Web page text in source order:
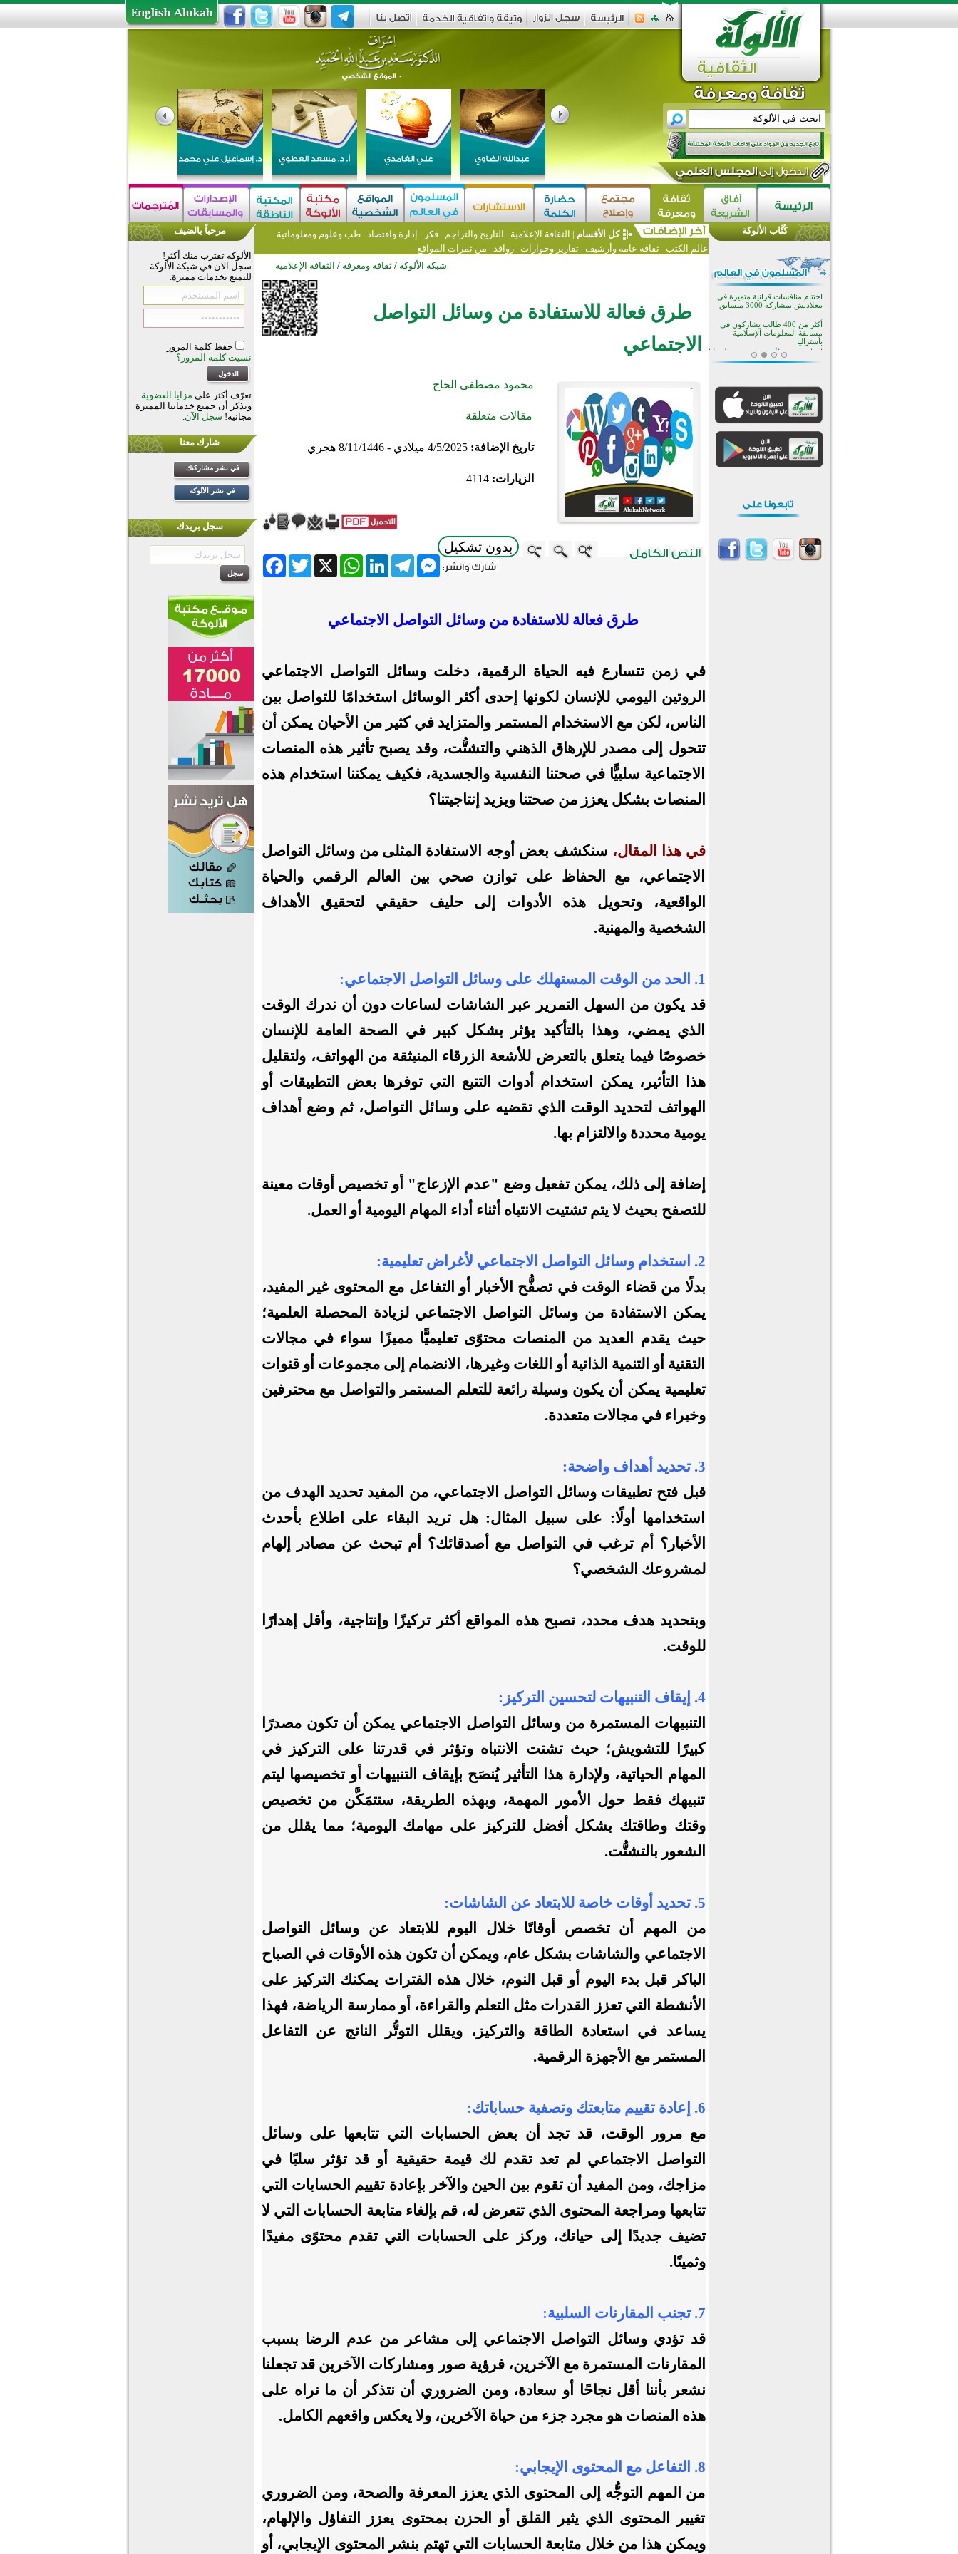
كل الأقسام | الثقافة الإعلامية التاريخ والتراجم فكر إدارة واقتصاد طب وعلوم ومعلوماتية
عالم الكتب ثقافة عامة وأرشيف تقارير وحوارات روافد
من ثمرات المواقع
شبكة الألوكة / ثقافة ومعرفة / الثقافة الإعلامية
طرق فعالة للاستفادة من وسائل التواصل
الاجتماعي
محمود مصطفى الحاج
مقالات متعلقة
تاريخ الإضافة:4/5/2025 ميلادي - 8/11/1446 هجري
الزيارات:4114
بدون تشكيل
FacebookTwitter X
WhatsAppLinkedInTelegram
Messenger
طرق فعالة للاستفادة من وسائل التواصل الاجتماعي
في زمن تتسارع فيه الحياة الرقمية، دخلت وسائل التواصل الاجتماعي
الروتين اليومي للإنسان لكونها إحدى أكثر الوسائل استخدامًا للتواصل بين
الناس، لكن مع الاستخدام المستمر والمتزايد في كثير من الأحيان يمكن أن
تتحول إلى مصدر للإرهاق الذهني والتشتُّت، وقد يصبح تأثير هذه المنصات
الاجتماعية سلبيًّا في صحتنا النفسية والجسدية، فكيف يمكننا استخدام هذه
المنصات بشكل يعزز من صحتنا ويزيد إنتاجيتنا؟
في هذا المقال، سنكشف بعض أوجه الاستفادة المثلى من وسائل التواصل
الاجتماعي، مع الحفاظ على توازن صحي بين العالم الرقمي والحياة
الواقعية، وتحويل هذه الأدوات إلى حليف حقيقي لتحقيق الأهداف
الشخصية والمهنية.
1. الحد من الوقت المستهلك على وسائل التواصل الاجتماعي:
قد يكون من السهل التمرير عبر الشاشات لساعات دون أن ندرك الوقت
الذي يمضي، وهذا بالتأكيد يؤثر بشكل كبير في الصحة العامة للإنسان
خصوصًا فيما يتعلق بالتعرض للأشعة الزرقاء المنبثقة من الهواتف، ولتقليل
هذا التأثير، يمكن استخدام أدوات التتبع التي توفرها بعض التطبيقات أو
الهواتف لتحديد الوقت الذي تقضيه على وسائل التواصل، ثم وضع أهداف
يومية محددة والالتزام بها.
إضافة إلى ذلك، يمكن تفعيل وضع "عدم الإزعاج" أو تخصيص أوقات معينة
للتصفح بحيث لا يتم تشتيت الانتباه أثناء أداء المهام اليومية أو العمل.
2. استخدام وسائل التواصل الاجتماعي لأغراض تعليمية:
بدلًا من قضاء الوقت في تصفُّح الأخبار أو التفاعل مع المحتوى غير المفيد،
يمكن الاستفادة من وسائل التواصل الاجتماعي لزيادة المحصلة العلمية؛
حيث يقدم العديد من المنصات محتوًى تعليميًّا مميزًا سواء في مجالات
التقنية أو التنمية الذاتية أو اللغات وغيرها، الانضمام إلى مجموعات أو قنوات
تعليمية يمكن أن يكون وسيلة رائعة للتعلم المستمر والتواصل مع محترفين
وخبراء في مجالات متعددة.
3. تحديد أهداف واضحة:
قبل فتح تطبيقات وسائل التواصل الاجتماعي، من المفيد تحديد الهدف من
استخدامها أولًا: على سبيل المثال: هل تريد البقاء على اطلاع بأحدث
الأخبار؟ أم ترغب في التواصل مع أصدقائك؟ أم تبحث عن مصادر إلهام
لمشروعك الشخصي؟
وبتحديد هدف محدد، تصبح هذه المواقع أكثر تركيزًا وإنتاجية، وأقل إهدارًا
للوقت.
4. إيقاف التنبيهات لتحسين التركيز:
التنبيهات المستمرة من وسائل التواصل الاجتماعي يمكن أن تكون مصدرًا
كبيرًا للتشويش؛ حيث تشتت الانتباه وتؤثر في قدرتنا على التركيز في
المهام الحياتية، ولإدارة هذا التأثير يُنصَح بإيقاف التنبيهات أو تخصيصها ليتم
تنبيهك فقط حول الأمور المهمة، وبهذه الطريقة، ستتمَكَّن من تخصيص
وقتك وطاقتك بشكل أفضل للتركيز على مهامك اليومية؛ مما يقلل من
الشعور بالتشتُّت.
5. تحديد أوقات خاصة للابتعاد عن الشاشات:
من المهم أن تخصص أوقاتًا خلال اليوم للابتعاد عن وسائل التواصل
الاجتماعي والشاشات بشكل عام، ويمكن أن تكون هذه الأوقات في الصباح
الباكر قبل بدء اليوم أو قبل النوم، خلال هذه الفترات يمكنك التركيز على
الأنشطة التي تعزز القدرات مثل التعلم والقراءة، أو ممارسة الرياضة، فهذا
يساعد في استعادة الطاقة والتركيز، ويقلل التوتُّر الناتج عن التفاعل
المستمر مع الأجهزة الرقمية.
6. إعادة تقييم متابعتك وتصفية حساباتك:
مع مرور الوقت، قد تجد أن بعض الحسابات التي تتابعها على وسائل
التواصل الاجتماعي لم تعد تقدم لك قيمة حقيقية أو قد تؤثر سلبًا في
مزاجك، ومن المفيد أن تقوم بين الحين والآخر بإعادة تقييم الحسابات التي
تتابعها ومراجعة المحتوى الذي تتعرض له، قم بإلغاء متابعة الحسابات التي لا
تضيف جديدًا إلى حياتك، وركز على الحسابات التي تقدم محتوًى مفيدًا
وثمينًا.
7. تجنب المقارنات السلبية:
قد تؤدي وسائل التواصل الاجتماعي إلى مشاعر من عدم الرضا بسبب
المقارنات المستمرة مع الآخرين، فرؤية صور ومشاركات الآخرين قد تجعلنا
نشعر بأننا أقل نجاحًا أو سعادة، ومن الضروري أن نتذكر أن ما نراه على
هذه المنصات هو مجرد جزء من حياة الآخرين، ولا يعكس واقعهم الكامل.
8. التفاعل مع المحتوى الإيجابي:
من المهم التوجُّه إلى المحتوى الذي يعزز المعرفة والصحة، ومن الضروري
تغيير المحتوى الذي يثير القلق أو الحزن بمحتوى يعزز التفاؤل والإلهام،
ويمكن هذا من خلال متابعة الحسابات التي تهتم بنشر المحتوى الإيجابي، أو
مرحباً بالضيف
الألوكة تقترب منك أكثر!
سجل الآن في شبكة الألوكة
للتمتع بخدمات مميزة.
حفظ كلمة المرور
نسيت كلمة المرور؟
تعرّف أكثر على مزايا العضوية
وتذكر أن جميع خدماتنا المميزة
مجانية! سجل الآن.
شارك معنا
في نشر مشاركتك
في نشر الألوكة
سجل بريدك
كُتَّاب الألوكة
اختتام الدورة التاسعة لمسابقة حفظ
وتلاوة القرآن الكريم في أزناكاييف
تيسليتش تختتم برنامجا تعليميا لتعزيز
القيم وبناء الشخصية للشباب
المسلمين
أكثر من 400 طالب يشاركون في
مسابقة المعلومات الإسلامية
افتتاح تاريخي لأول مسجد في بلييفليا
بالجبل الأسود منذ أكثر من قرن
منطقة ريبوفسي تحتفل بميلاد
مسجد جديد في أجواء إيمانية مميزة
أكبر مشروع إسلامي في ريف
أستراليا يفتتح أبوابه بعد سنوات من
الصيفية للمسلمين في بينزا
وساراتوف وموردوفيا هذا العام
اختتام الدورة التاسعة لمسابقة حفظ
وتلاوة القرآن الكريم في أزناكاييف
تيسليتش تختتم برنامجا تعليميا لتعزيز
القيم وبناء الشخصية للشباب
المسلمين
اختتام منافسات قرآنية متميزة في
مسابقة المعلومات الإسلامية